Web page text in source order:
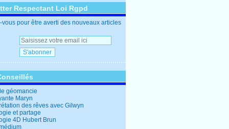
Respectant Loi Rgpd
vous pour être averti des nouveaux articles
géomancie
Maryn
des rêves avec Gilwyn
et partage
4D Hubert Brun